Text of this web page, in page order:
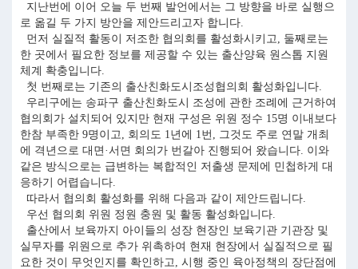
지난번에 이어 오늘 두 번째 발언에서는 그 방향을 바로 실행으
로 옮길 두 가지 방안을 제안드리고자 합니다.
먼저 실질적 활동이 저조한 협의회를 활성화시키고, 둘째로는
한 곳에서 필요한 정보를 제공할 수 있는 출산양육 원스톱 지원
체계 확충입니다.
첫 번째로는 기존의 출산친화도시조성협의회 활성화입니다.
우리구에는 송파구 출산친화도시 조성에 관한 조례에 근거하여
협의회가 설치되어 있지만 현재 구성은 위원 정수 15명 이내보다
한참 부족한 9명이고, 회의도 1년에 1번, 그것도 주로 연말 개최
에 격년으로 대면·서면 회의가 번갈아 진행되어 왔습니다. 이와
같은 방식으로는 급변하는 복합적인 저출생 문제에 민첩하게 대
응하기 어렵습니다.
따라서 협의회 활성화를 위해 다음과 같이 제안드립니다.
우선 협의회 위원 정원 충원 및 활동 활성화입니다.
출산에서 보육까지 아이들의 성장 현장인 보육기관 기관장 및
실무자를 위원으로 추가 위촉하여 현재 현장에서 실질적으로 필
요한 것이 무엇인지를 확인하고, 시행 중인 육아정책의 장단점에